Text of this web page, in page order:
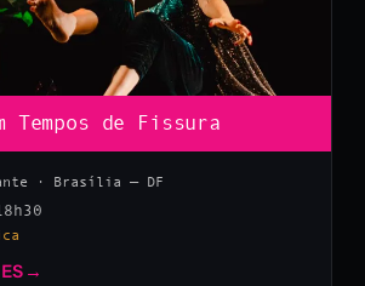
Tempos de Fissura
· Brasília — DF
→